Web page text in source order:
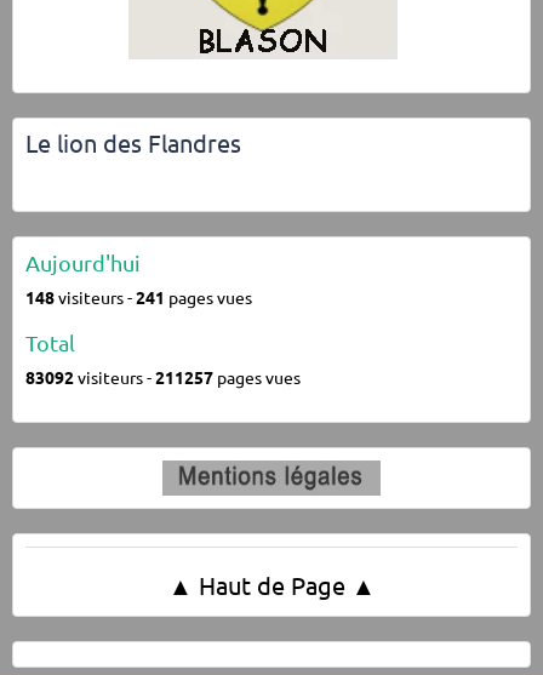
Le lion des Flandres
Aujourd'hui
148visiteurs -241 pages vues
Total
83092visiteurs -211257 pages vues
▲ Haut de Page ▲